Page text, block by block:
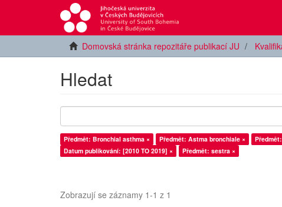
Domovská stránka repozitáře publikací JU
Hledat
Předmět: Bronchial asthma × Předmět: Astma bronchiale ×
Datum publikování: [2010 TO 2019] ×
Předmět: sestra ×
Zobrazují se záznamy 1-1 z 1